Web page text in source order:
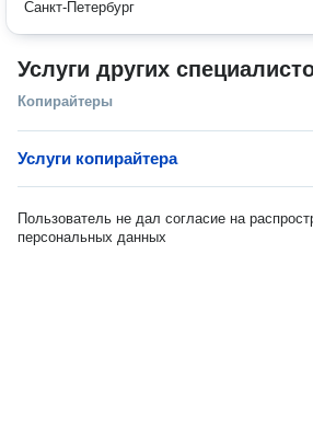
Санкт-Петербург
Услуги других
Копирайтеры
Услуги копирайтера
Пользователь не дал согласие на
персональных данных